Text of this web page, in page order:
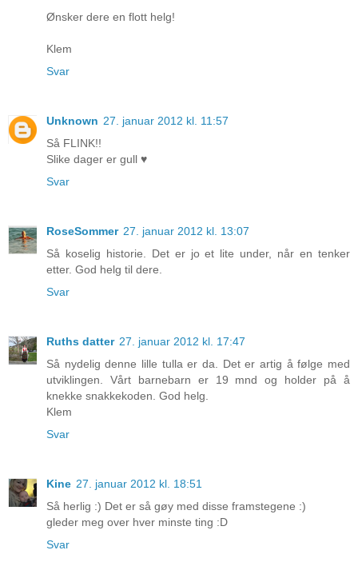
Ønsker dere en flott helg!
Klem
Svar
Unknown 27. januar 2012 kl. 11:57
Så FLINK!!
Slike dager er gull ♥
Svar
RoseSommer 27. januar 2012 kl. 13:07
Så koselig historie. Det er jo et lite under, når en tenker
etter. God helg til dere.
Svar
Ruths datter 27. januar 2012 kl. 17:47
Så nydelig denne lille tulla er da. Det er artig å følge med
utviklingen. Vårt barnebarn er 19 mnd og holder på å
knekke snakkekoden. God helg.
Klem
Svar
Kine 27. januar 2012 kl. 18:51
Så herlig :) Det er så gøy med disse framstegene :)
gleder meg over hver minste ting :D
Svar